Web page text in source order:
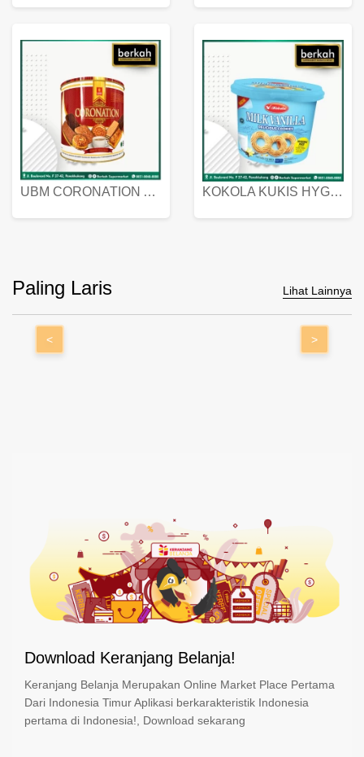
UBM CORONATION ASSORTED BISKUIT KALENG 450 GRAM KOKOLA KUKIS HYGIENIC MILK VANILLA PACK 320 GR
Paling Laris Lihat Lainnya
< >
Download Keranjang Belanja!
Keranjang Belanja Merupakan Online Market Place Pertama
Dari Indonesia Timur Aplikasi berkarakteristik Indonesia
pertama di Indonesia!, Download sekarang